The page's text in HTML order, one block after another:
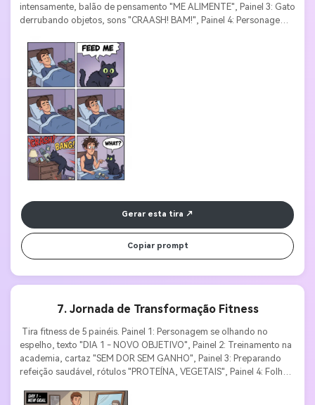
intensamente, balão de pensamento "ME ALIMENTE", Painel 3: Gato
derrubando objetos, sons "CRAASH! BAM!", Painel 4: Personagem
QUÊ?". Estilo cartoon, expressões exageradas, efeitos sonoros
claros.
Gerar esta tira
Copiar prompt
7. Jornada de Transformação Fitness
Tira fitness de 5 painéis. Painel 1: Personagem se olhando no
espelho, texto "DIA 1 - NOVO OBJETIVO", Painel 2: Treinamento na
academia, cartaz "SEM DOR SEM GANHO", Painel 3: Preparando
refeição saudável, rótulos "PROTEÍNA, VEGETAIS", Painel 4: Folhas
Personagem musculoso e confiante, troféu com texto